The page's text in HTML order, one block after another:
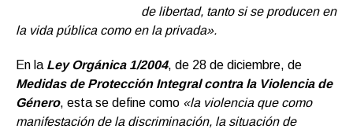
de libertad, tanto si se producen en
la vida pública como en la privada».
En la Ley Orgánica 1/2004, de 28 de diciembre, de
Medidas de Protección Integral contra la Violencia de
Género, esta se define como «la violencia que como
manifestación de la discriminación, la situación de